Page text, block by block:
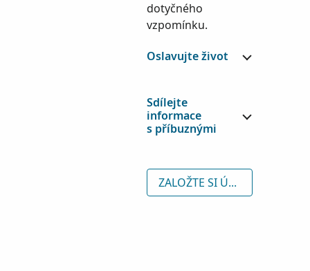
dotyčného
vzpomínku.
Oslavujte život
Sdílejte
informace
s příbuznými
ZALOŽTE SI ÚČET ZDARMA